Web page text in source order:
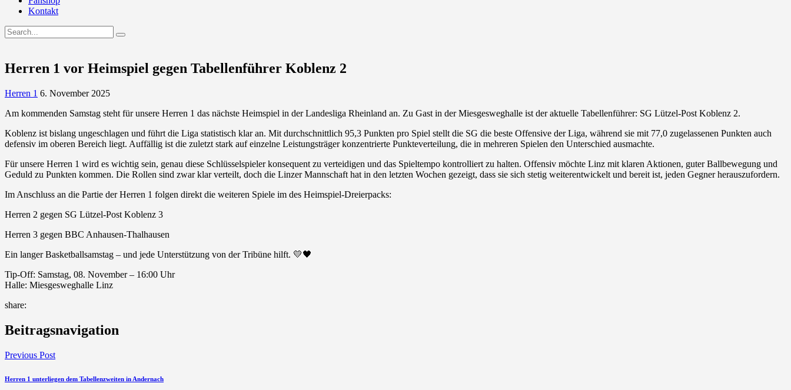
Kontakt
Herren 1 vor Heimspiel gegen Tabellenführer Koblenz 2
Herren 1 6. November 2025
Am kommenden Samstag steht für unsere Herren 1 das nächste Heimspiel in der Landesliga Rheinland an. Zu Gast in der Miesgesweghalle ist der aktuelle Tabellenführer: SG Lützel-Post Koblenz 2.
Koblenz ist bislang ungeschlagen und führt die Liga statistisch klar an. Mit durchschnittlich 95,3 Punkten pro Spiel stellt die SG die beste Offensive der Liga, während sie mit 77,0 zugelassenen Punkten auch
defensiv im oberen Bereich liegt. Auffällig ist die zuletzt stark auf einzelne Leistungsträger konzentrierte Punkteverteilung, die in mehreren Spielen den Unterschied ausmachte.
Für unsere Herren 1 wird es wichtig sein, genau diese Schlüsselspieler konsequent zu verteidigen und das Spieltempo kontrolliert zu halten. Offensiv möchte Linz mit klaren Aktionen, guter Ballbewegung und
Geduld zu Punkten kommen. Die Rollen sind zwar klar verteilt, doch die Linzer Mannschaft hat in den letzten Wochen gezeigt, dass sie sich stetig weiterentwickelt und bereit ist, jeden Gegner herauszufordern.
Im Anschluss an die Partie der Herren 1 folgen direkt die weiteren Spiele im des Heimspiel-Dreierpacks:
Herren 2 gegen SG Lützel-Post Koblenz 3
Herren 3 gegen BBC Anhausen-Thalhausen
Ein langer Basketballsamstag – und jede Unterstützung von der Tribüne hilft. 💛🖤
Tip-Off: Samstag, 08. November – 16:00 Uhr
Halle: Miesgesweghalle Linz
share:
Beitragsnavigation
Previous Post
Herren 1 unterliegen dem Tabellenzweiten in Andernach